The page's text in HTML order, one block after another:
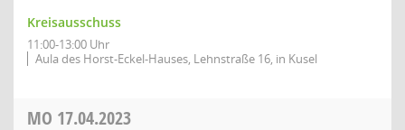
Kreisausschuss
11:00-13:00 Uhr
Aula des Horst-Eckel-Hauses, Lehnstraße 16, in Kusel
MO 17.04.2023